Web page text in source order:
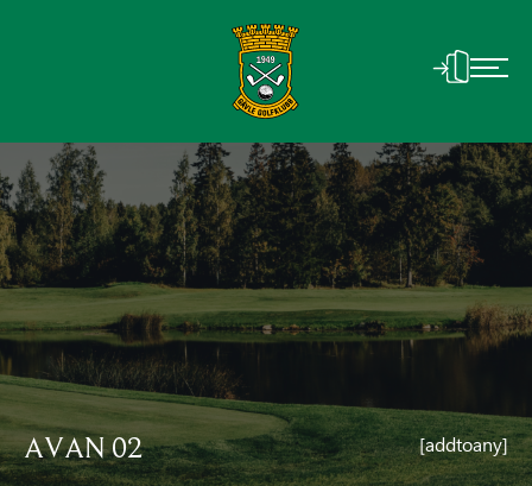
AVAN 02 [addtoany]